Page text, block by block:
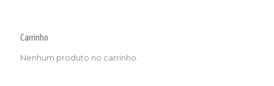
Carrinho
Nenhum produto no carrinho.